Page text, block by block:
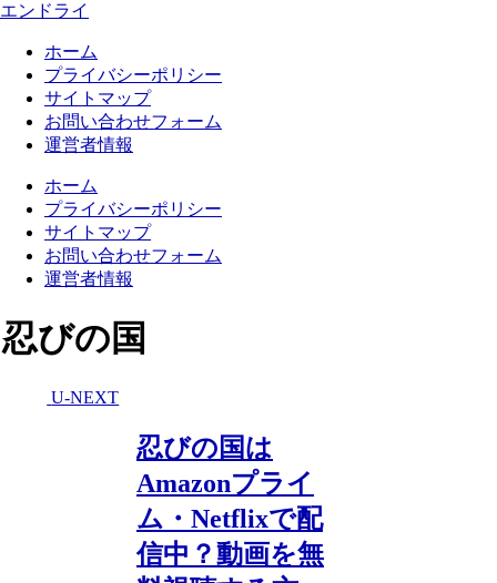
エンドライ
ホーム
プライバシーポリシー
サイトマップ
お問い合わせフォーム
運営者情報
ホーム
プライバシーポリシー
サイトマップ
お問い合わせフォーム
運営者情報
忍びの国
U-NEXT
忍びの国は
Amazonプライ
ム・Netflixで配
信中？動画を無